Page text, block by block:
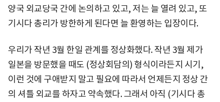
양국 외교당국 간에 논의하고 있고, 저는 늘 열려 있고, 또
기시다 총리가 방한하게 된다면 늘 환영하는 입장이다.
우리가 작년 3월 한일 관계를 정상화했다. 작년 3월 제가
일본을 방문했을 때도 (정상회담의) 형식이라든지 시기,
이런 것에 구애받지 말고 필요에 따라서 언제든지 정상 간
의 셔틀 외교를 하자고 약속했다. 그래서 아직 (기시다 총